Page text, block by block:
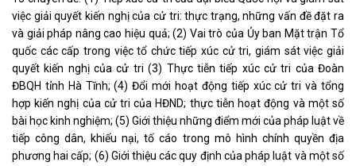
việc giải quyết kiến nghị của cử tri: thực trạng, những vấn đề đặt ra
và giải pháp nâng cao hiệu quả; (2) Vai trò của Ủy ban Mặt trận Tổ
quốc các cấp trong việc tổ chức tiếp xúc cử tri, giám sát việc giải
quyết kiến nghị của cử tri (3) Thực tiễn tiếp xúc cử tri của Đoàn
ĐBQH tỉnh Hà Tĩnh; (4) Đổi mới hoạt động tiếp xúc cử tri và tổng
hợp kiến nghị của cử tri của HĐND; thực tiễn hoạt động và một số
bài học kinh nghiệm; (5) Giới thiệu những điểm mới của pháp luật về
tiếp công dân, khiếu nại, tố cáo trong mô hình chính quyền địa
phương hai cấp; (6) Giới thiệu các quy định của pháp luật và một số